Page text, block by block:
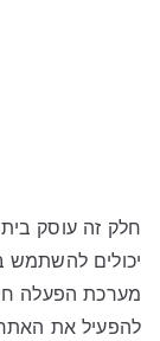
חלק זה עוסק
יכולים להשתמש
מערכת הפעלה
להפעיל את